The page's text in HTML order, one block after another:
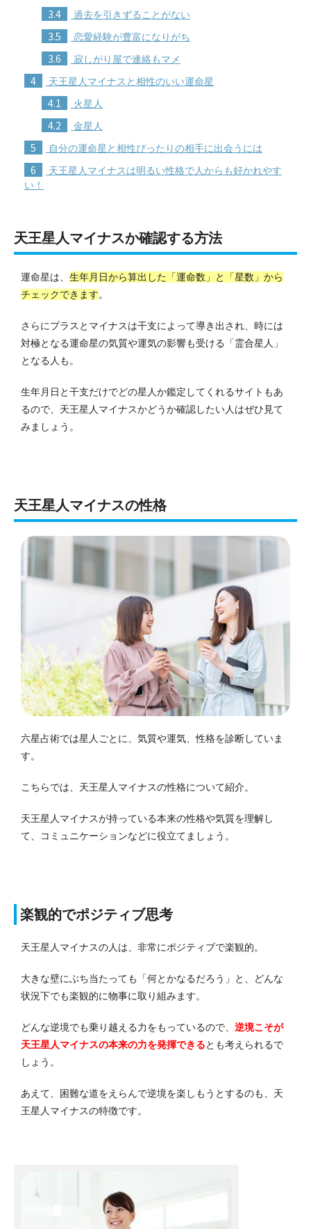
3.4 過去を引きずることがない
3.5 恋愛経験が豊富になりがち
3.6 寂しがり屋で連絡もマメ
4 天王星人マイナスと相性のいい運命星
4.1 火星人
4.2 金星人
5 自分の運命星と相性ぴったりの相手に出会うには
6
天王星人マイナスは明るい性格で人からも好かれやす
い！
天王星人マイナスか確認する方法
運命星は、 生年月日から算出した「運命数」と「星数」から
チェックできます。
さらにプラスとマイナスは干支によって導き出され、時には
対極となる運命星の気質や運気の影響も受ける「霊合星人」
となる人も。
生年月日と干支だけでどの星人か鑑定してくれるサイトもあ
るので、天王星人マイナスかどうか確認したい人はぜひ見て
みましょう。
天王星人マイナスの性格
六星占術では星人ごとに、気質や運気、性格を診断していま
す。
こちらでは、天王星人マイナスの性格について紹介。
天王星人マイナスが持っている本来の性格や気質を理解し
て、コミュニケーションなどに役立てましょう。
楽観的でポジティブ思考
天王星人マイナスの人は、非常にポジティブで楽観的。
大きな壁にぶち当たっても「何とかなるだろう」と、どんな
状況下でも楽観的に物事に取り組みます。
どんな逆境でも乗り越える力をもっているので、 逆境こそが
天王星人マイナスの本来の力を発揮できるとも考えられるで
しょう。
あえて、困難な道をえらんで逆境を楽しもうとするのも、天
王星人マイナスの特徴です。